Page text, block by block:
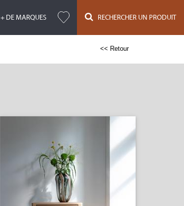
+ DE MARQUES RECHERCHER UN PRODUIT
<< Retour